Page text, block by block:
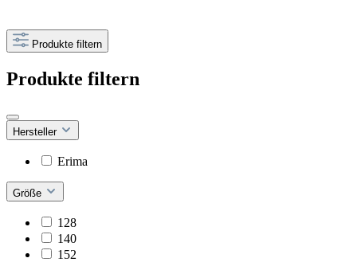
Produkte filtern
Produkte filtern
Hersteller
Erima
Größe
128
140
152